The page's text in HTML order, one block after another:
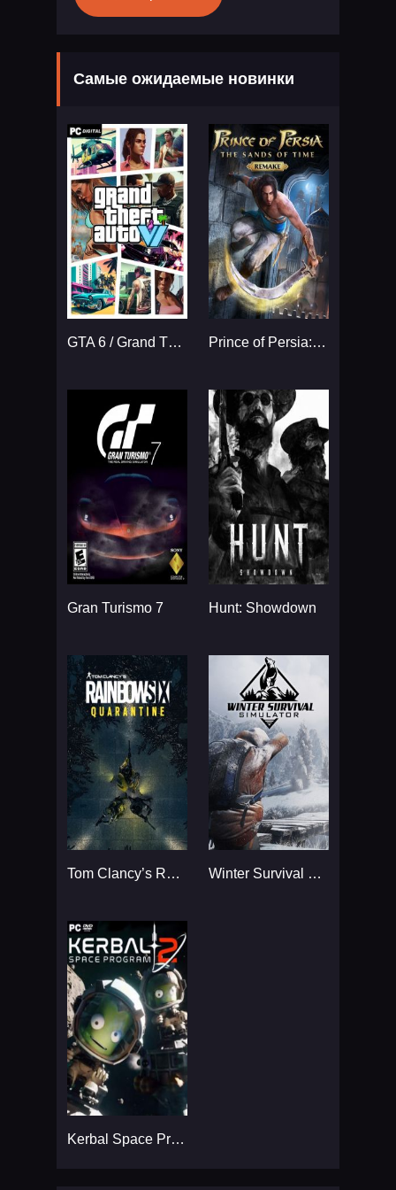
Самые ожидаемые новинки
GTA 6 / Grand Theft Auto VI Prince of Persia: The Sands
Gran Turismo 7 Hunt: Showdown
Tom Clancy’s Rainbow Six Winter Survival Simulator
Kerbal Space Program 2